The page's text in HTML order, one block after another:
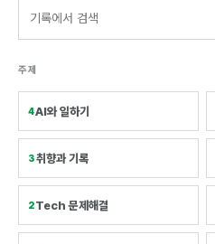
검색어
주제
4AI와 일하기
3취향과 기록
2Tech 문제해결